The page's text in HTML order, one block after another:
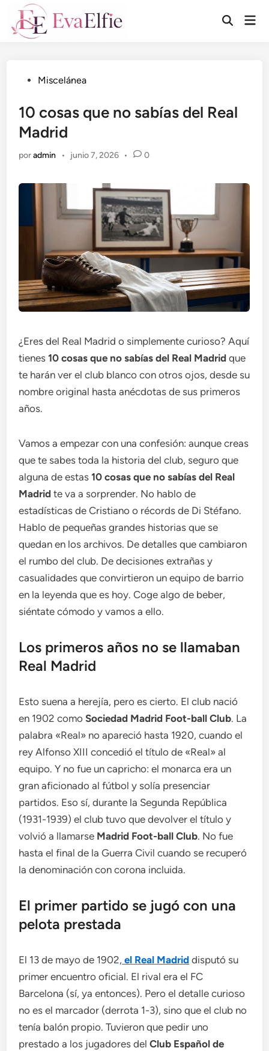
Saltar
contenido
Abrir
Publicado
Miscelánea
10 cosas que no sabías del Real
Madrid
poradmin • junio 7, 2026 • 0
¿Eres del Real Madrid o simplemente curioso? Aquí
tienes10 cosas que no sabías del Real Madrid que
te harán ver el club blanco con otros ojos, desde su
nombre original hasta anécdotas de sus primeros
años.
Vamos a empezar con una confesión: aunque creas
que te sabes toda la historia del club, seguro que
alguna de estas10 cosas que no sabías del Real
Madrid te va a sorprender. No hablo de
estadísticas de Cristiano o récords de Di Stéfano.
Hablo de pequeñas grandes historias que se
quedan en los archivos. De detalles que cambiaron
el rumbo del club. De decisiones extrañas y
casualidades que convirtieron un equipo de barrio
en la leyenda que es hoy. Coge algo de beber,
siéntate cómodo y vamos a ello.
Los primeros años no se llamaban
Real Madrid
Esto suena a herejía, pero es cierto. El club nació
en 1902 comoSociedad Madrid Foot-ball Club. La
palabra «Real» no apareció hasta 1920, cuando el
rey Alfonso XIII concedió el título de «Real» al
equipo. Y no fue un capricho: el monarca era un
gran aficionado al fútbol y solía presenciar
partidos. Eso sí, durante la Segunda República
(1931-1939) el club tuvo que devolver el título y
volvió a llamarse Madrid Foot-ball Club. No fue
hasta el final de la Guerra Civil cuando se recuperó
la denominación con corona incluida.
El primer partido se jugó con una
pelota prestada
El 13 de mayo de 1902, el Real Madrid disputó su
primer encuentro oficial. El rival era el FC
Barcelona (sí, ya entonces). Pero el detalle curioso
no es el marcador (derrota 1-3), sino que el club no
tenía balón propio. Tuvieron que pedir uno
prestado a los jugadores delClub Español de